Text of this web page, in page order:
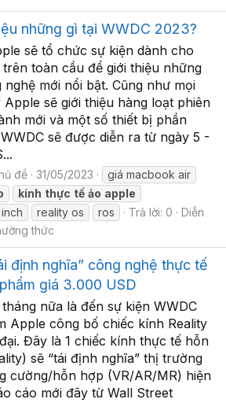
những gì tại WWDC 2023?
sẽ tổ chức sự kiện dành cho
toàn cầu để giới thiệu những
nghệ mới nổi bật. Cũng như mọi
Apple sẽ giới thiệu hàng loạt phiên
mới và một số thiết bị phần
sẽ được diễn ra từ ngày 5 -
đề 31/05/2023
giá macbook air
kính thực tế ảo apple
reality os ros Trả lời: 0
Diễn
thức
định nghĩa” công nghệ thực tế
giá 3.000 USD
nữa là đến sự kiện WWDC
Apple công bố chiếc kính Reality
Đây là 1 chiếc kính thực tế hỗn
sẽ “tái định nghĩa” thị trường
cường/hỗn hợp (VR/AR/MR) hiện
cáo mới đây từ Wall Street